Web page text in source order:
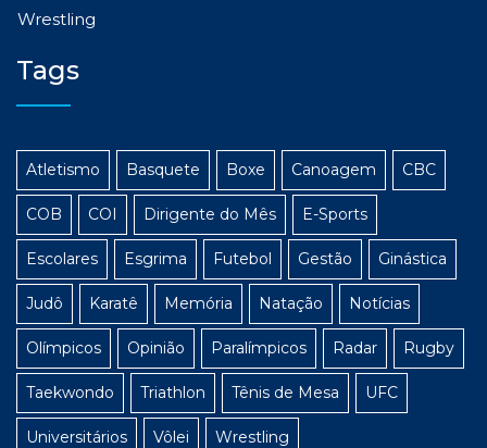
Wrestling
Tags
Atletismo Basquete Boxe Canoagem CBC
COB COI Dirigente do Mês E-Sports
Escolares Esgrima Futebol Gestão Ginástica
Judô Karatê Memória Natação Notícias
Olímpicos Opinião Paralímpicos Radar Rugby
Taekwondo Triathlon Tênis de Mesa UFC
Universitários Vôlei Wrestling